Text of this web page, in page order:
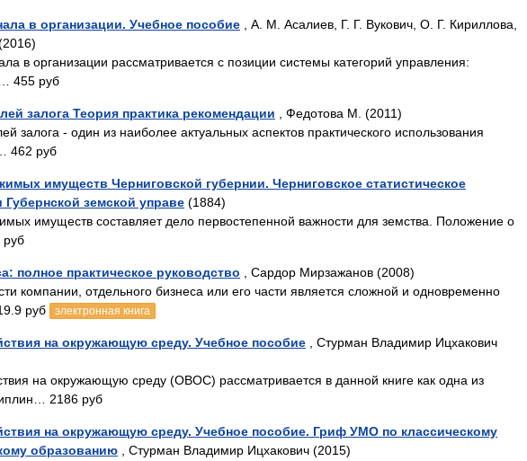
в организации. Учебное пособие , А. М. Асалиев, Г. Г. Вукович, О. Г. Кириллова,
в организации рассматривается с позиции системы категорий управления:
455 руб
залога Теория практика рекомендации , Федотова М. (2011)
залога - один из наиболее актуальных аспектов практического использования
462 руб
имуществ Черниговской губернии. Черниговское статистическое
Губернской земской управе (1884)
имуществ составляет дело первостепенной важности для земства. Положение о
руб
полное практическое руководство , Сардор Мирзажанов (2008)
компании, отдельного бизнеса или его части является сложной и одновременно
руб
электронная книга
на окружающую среду. Учебное пособие , Стурман Владимир Ицхакович
на окружающую среду (ОВОС) рассматривается в данной книге как одна из
2186 руб
на окружающую среду. Учебное пособие. Гриф УМО по классическому
образованию , Стурман Владимир Ицхакович (2015)